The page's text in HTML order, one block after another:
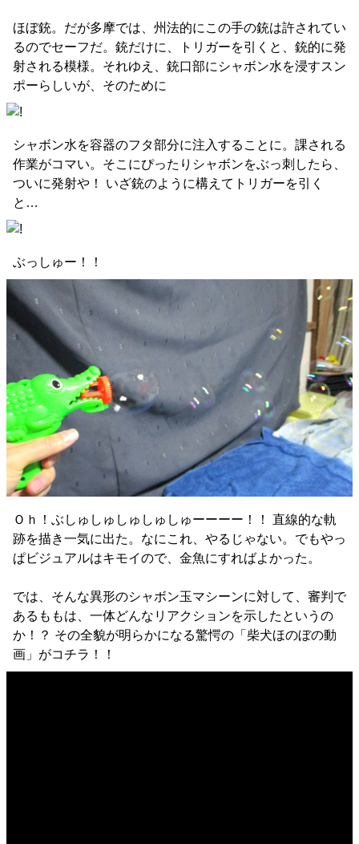
ほぼ銃。だが多摩では、州法的にこの手の銃は許されてい
るのでセーフだ。銃だけに、トリガーを引くと、銃的に発
射される模様。それゆえ、銃口部にシャボン水を浸すスン
ポーらしいが、そのために
シャボン水を容器のフタ部分に注入することに。課される
作業がコマい。そこにぴったりシャボンをぶっ刺したら、
ついに発射や！ いざ銃のように構えてトリガーを引く
と…
ぶっしゅー！！
Ｏｈ！ぶしゅしゅしゅしゅしゅーーーー！！ 直線的な軌
跡を描き一気に出た。なにこれ、やるじゃない。でもやっ
ぱビジュアルはキモイので、金魚にすればよかった。
では、そんな異形のシャボン玉マシーンに対して、審判で
あるももは、一体どんなリアクションを示したというの
か！？ その全貌が明らかになる驚愕の「柴犬ほのぼの動
画」がコチラ！！